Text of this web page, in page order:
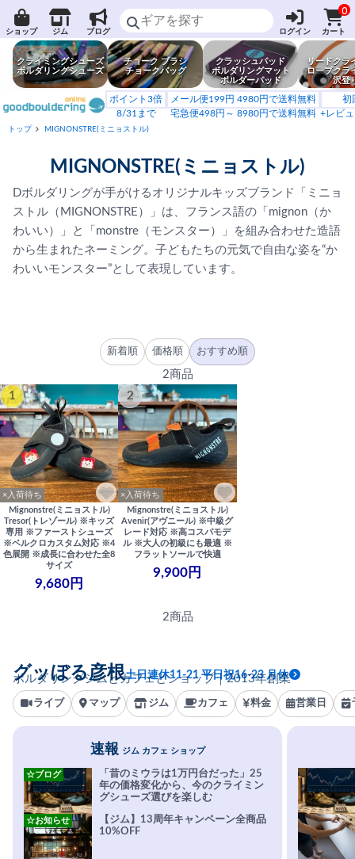
ショップ ジム ブログ ログイン
0
カート
クライミングシューズ
ボルダリングシューズ
チョーク ブラシ
チョークバッグ
クラッシュパッド
ボルダリングマット
ボルダーパッド
リードクラ
ロープクラ
沢登
ポイント3倍
8/31まで
メール便199円 4980円で送料無料
宅急便498円～ 8980円で送料無料
初
+レビ
トップ MIGNONSTRE(ミニョストル)
MIGNONSTRE(ミニョストル)
Dボルダリングが手がけるオリジナルキッズブランド「ミニョ
ストル（MIGNONSTRE）」は、フランス語の「mignon（か
わいい）」と「monstre（モンスター）」を組み合わせた造語
から生まれたネーミング。子どもたちの元気で自由な姿を“か
わいいモンスター”として表現しています。
新着順 価格順 おすすめ順
2商品
1
×入荷待ち
Mignonstre(ミニョストル)
Tresor(トレゾール) ※キッズ
専用 ※ファーストシューズ
※ベルクロカスタム対応 ※4
色展開 ※成長に合わせた全8
サイズ
9,680円
2
×入荷待ち
Mignonstre(ミニョストル)
Avenir(アヴニール) ※中級グ
レード対応 ※高コスパモデ
ル ※大人の初級にも最適 ※
フラットソールで快適
9,900円
2商品
ボルダリングジムとカフェとショップ｜2013年創業
グッぼる彦根土日連休11-21 平日祝16-23 月休
ライブ マップ ジム カフェ 料金 営業日
速報 ジム カフェ ショップ
「昔のミウラは1万円台だった」25
年の価格変化から、今のクライミン
グシューズ選びを楽しむ
☆ブログ
【ジム】13周年キャンペーン全商品
10%OFF
☆お知らせ